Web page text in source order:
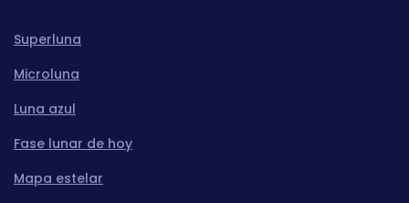
Superluna
Microluna
Luna azul
Fase lunar de hoy
Mapa estelar